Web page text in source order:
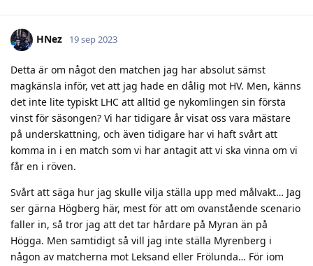
HNez 19 sep 2023
Detta är om något den matchen jag har absolut sämst
magkänsla inför, vet att jag hade en dålig mot HV. Men, känns
det inte lite typiskt LHC att alltid ge nykomlingen sin första
vinst för säsongen? Vi har tidigare år visat oss vara mästare
på underskattning, och även tidigare har vi haft svårt att
komma in i en match som vi har antagit att vi ska vinna om vi
får en i röven.
Svårt att säga hur jag skulle vilja ställa upp med målvakt… Jag
ser gärna Högberg här, mest för att om ovanstående scenario
faller in, så tror jag att det tar hårdare på Myran än på
Högga. Men samtidigt så vill jag inte ställa Myrenberg i
någon av matcherna mot Leksand eller Frölunda… För iom